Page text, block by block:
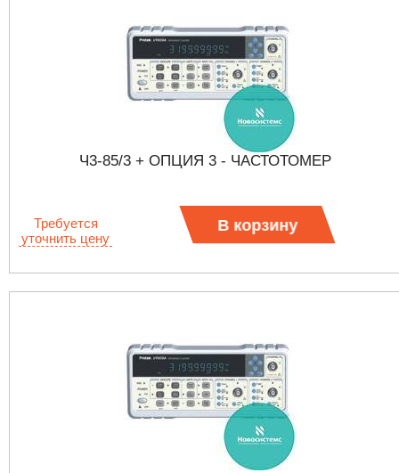
Ч3-85/3 + ОПЦИЯ 3 - ЧАСТОТОМЕР
Требуется
уточнить цену
В корзину